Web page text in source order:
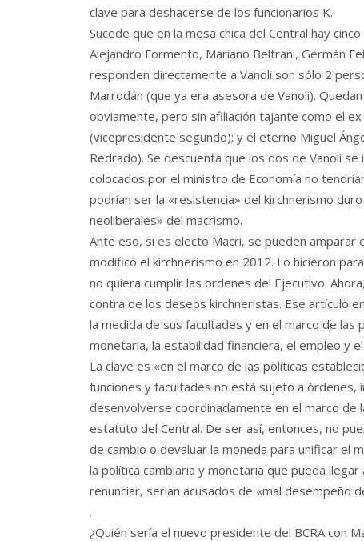
clave para deshacerse de los funcionarios K.
Sucede que en la mesa chica del Central hay
Alejandro Formento, Mariano Beltrani, Germán
responden directamente a Vanoli son sólo 2
Marrodán (que ya era asesora de Vanoli).
obviamente, pero sin afiliación tajante como el
(vicepresidente segundo); y el eterno Miguel
Redrado). Se descuenta que los dos de Vanoli
colocados por el ministro de Economía no
podrían ser la «resistencia» del kirchnerismo
neoliberales» del macrismo.
Ante eso, si es electo Macri, se pueden amparar
modificó el kirchnerismo en 2012. Lo hicieron
no quiera cumplir las ordenes del Ejecutivo.
contra de los deseos kirchneristas. Ese artículo
la medida de sus facultades y en el marco de
monetaria, la estabilidad financiera, el empleo y
La clave es «en el marco de las políticas
funciones y facultades no está sujeto a órdenes,
desenvolverse coordinadamente en el marco de
estatuto del Central. De ser así, entonces, no
de cambio o devaluar la moneda para unificar el
la política cambiaria y monetaria que pueda
renunciar, serían acusados de «mal desempeño
.
¿Quién sería el nuevo presidente del BCRA con